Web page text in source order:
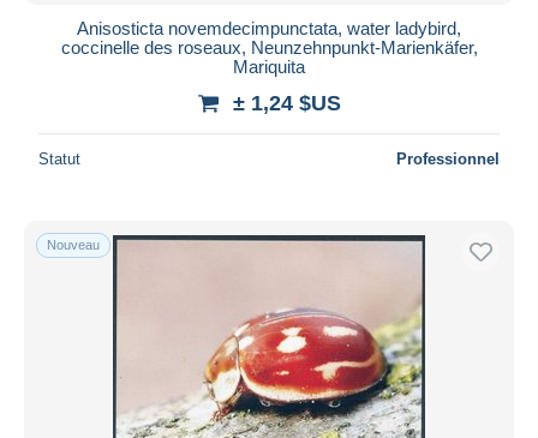
Anisosticta novemdecimpunctata, water ladybird,
coccinelle des roseaux, Neunzehnpunkt-Marienkäfer,
Mariquita
± 1,24 $US
Statut Professionnel
Nouveau